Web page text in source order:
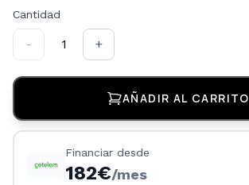
Cantidad
- 1 +
AÑADIR AL CARRITO
Financiar desde
182€/mes